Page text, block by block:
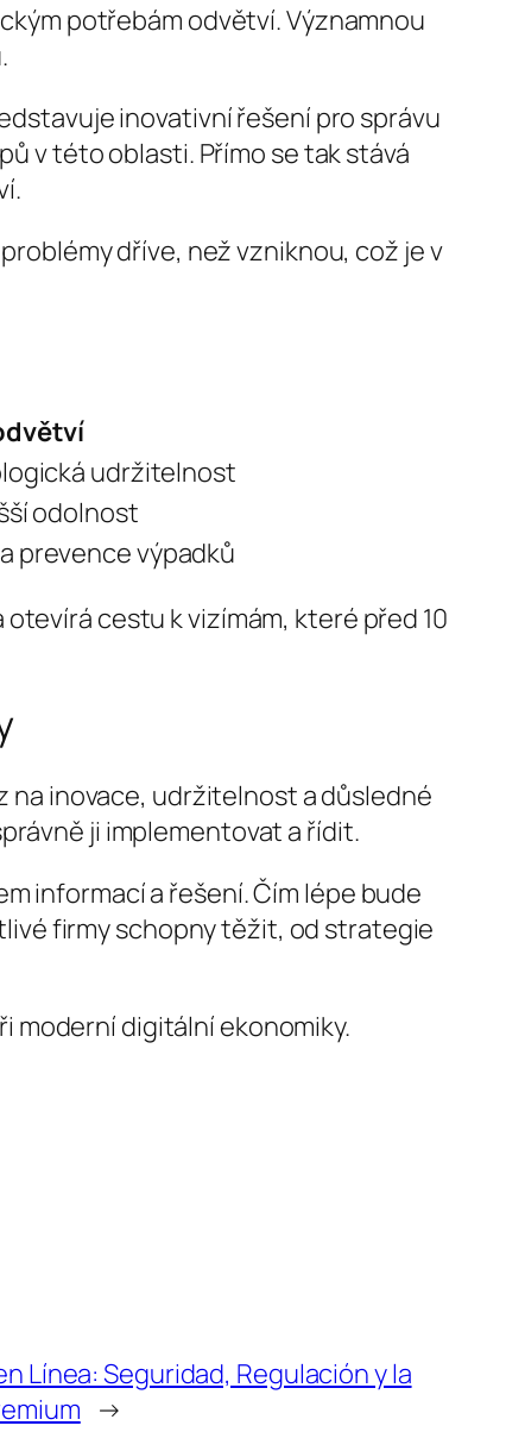
potřebám odvětví. Významnou
inovativní řešení pro správu
v této oblasti. Přímo se tak stává
dříve, než vzniknou, což je v
udržitelnost
odolnost
prevence výpadků
cestu k vizímám, které před 10
na inovace, udržitelnost a důsledné
ji implementovat a řídit.
informací a řešení. Čím lépe bude
firmy schopny těžit, od strategie
moderní digitální ekonomiky.
Línea: Seguridad, Regulación y la
→